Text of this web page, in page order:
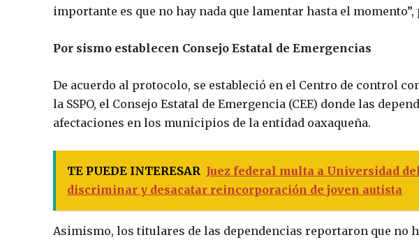
importante es que no hay nada que lamentar hasta el
Por sismo establecen Consejo Estatal de Emergencias
De acuerdo al protocolo, se estableció en el Centro de control
la SSPO, el Consejo Estatal de Emergencia (CEE) donde las
afectaciones en los municipios de la entidad oaxaqueña.
TE PUEDE INTERESAR Juez federal multa a Universidad
discriminar y desacatar reincorporación de joven autista
Asimismo, los titulares de las dependencias reportaron que no